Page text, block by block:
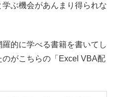
ぶ機会があんまり得られな
的に学べる書籍を書いてし
がこちらの「Excel VBA配